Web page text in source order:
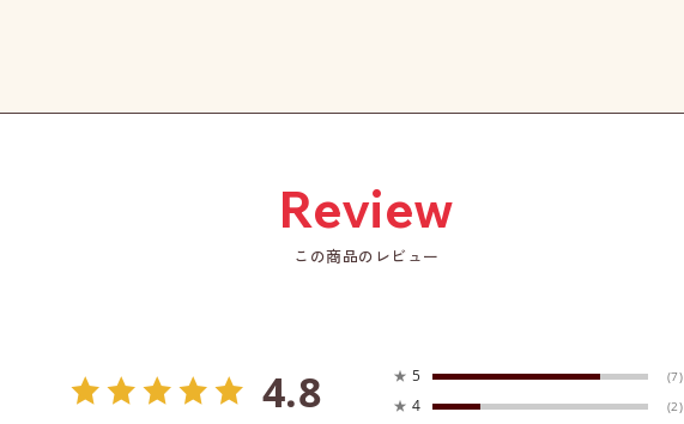
この商品のレビュー
4.8 ★ 5 (7)
★ 4 (2)